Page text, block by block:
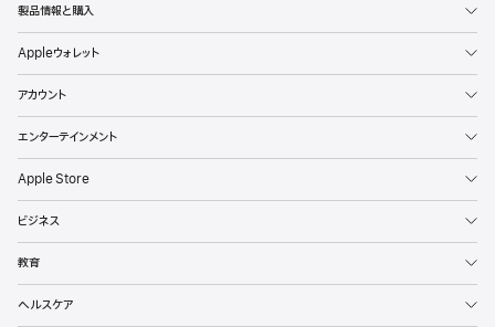
l製品情報と購入
Appleウォレット
アカウント
エンターテインメント
Apple Store
ビジネス
教育
ヘルスケア